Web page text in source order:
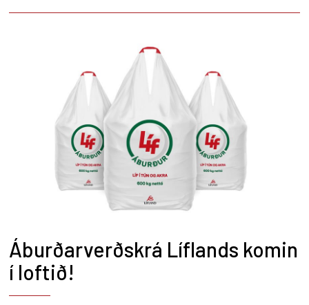
Áburðarverðskrá Líflands komin
í loftið!